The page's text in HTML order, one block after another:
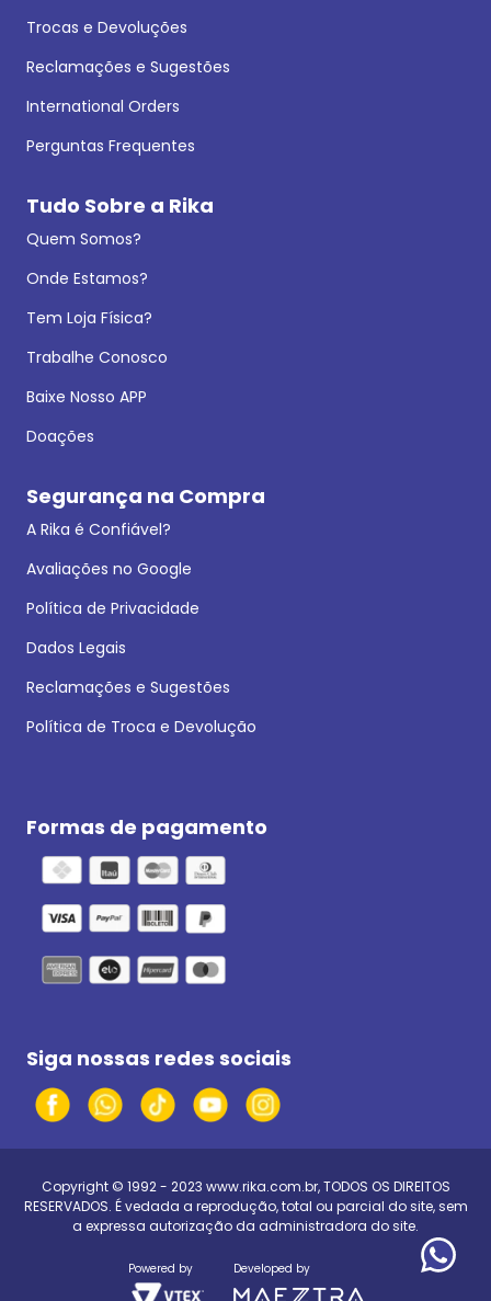
Trocas e Devoluções
Reclamações e Sugestões
International Orders
Perguntas Frequentes
Tudo Sobre a Rika
Quem Somos?
Onde Estamos?
Tem Loja Física?
Trabalhe Conosco
Baixe Nosso APP
Doações
Segurança na Compra
A Rika é Confiável?
Avaliações no Google
Política de Privacidade
Dados Legais
Reclamações e Sugestões
Política de Troca e Devolução
Formas de pagamento
Siga nossas redes sociais
Copyright © 1992 - 2023 www.rika.com.br, TODOS OS DIREITOS
RESERVADOS. É vedada a reprodução, total ou parcial do site, sem
a expressa autorização da administradora do site.
Powered by Developed by